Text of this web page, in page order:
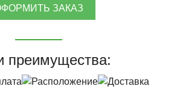
ЗАКАЗ
преимущества: